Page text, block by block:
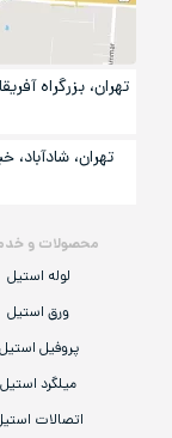
محصولات و
لوله استیل
ورق استیل
پروفیل استیل
میلگرد استیل
اتصالات
تهران، بزرگراه